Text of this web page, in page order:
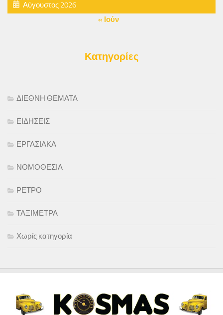
Αύγουστος 2026
« Ιούν
Κατηγορίες
ΔΙΕΘΝΗ ΘΕΜΑΤΑ
ΕΙΔΗΣΕΙΣ
ΕΡΓΑΣΙΑΚΑ
ΝΟΜΟΘΕΣΙΑ
ΡΕΤΡΟ
ΤΑΞΙΜΕΤΡΑ
Χωρίς κατηγορία